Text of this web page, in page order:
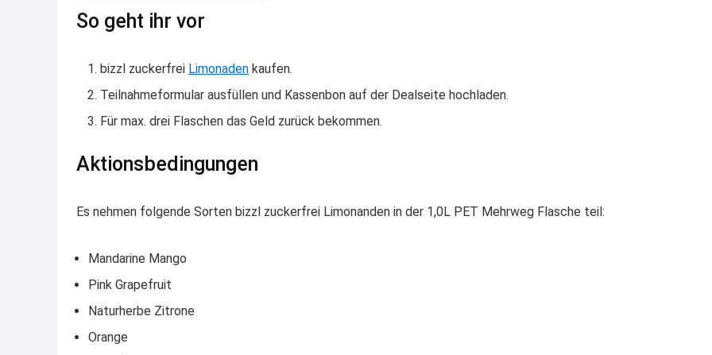
So geht ihr vor
bizzl zuckerfrei Limonaden kaufen.
Teilnahmeformular ausfüllen und Kassenbon auf der Dealseite hochladen.
Für max. drei Flaschen das Geld zurück bekommen.
Aktionsbedingungen
Es nehmen folgende Sorten bizzl zuckerfrei Limonanden in der 1,0L PET Mehrweg Flasche teil:
Mandarine Mango
Pink Grapefruit
Naturherbe Zitrone
Orange